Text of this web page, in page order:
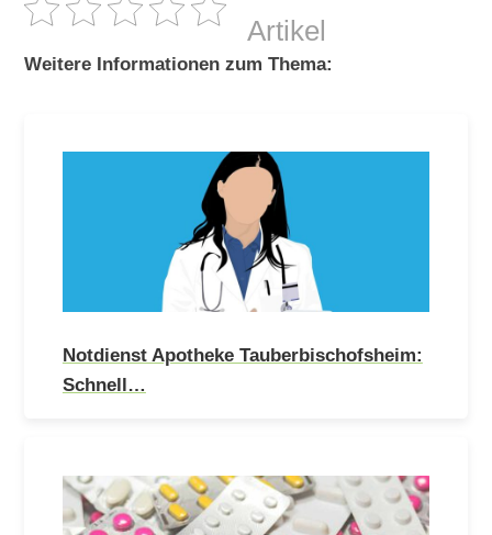
Artikel
Weitere Informationen zum Thema:
Notdienst Apotheke Tauberbischofsheim:
Schnell…